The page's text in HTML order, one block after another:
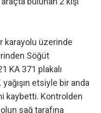
karayolu üzerinde
Söğüt
KA 371 plakalı
etsiyle bir anda
kaybetti. Kontrolden
sağ tarafına